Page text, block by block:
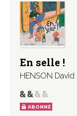
En selle !
HENSON David
ABONNÉ